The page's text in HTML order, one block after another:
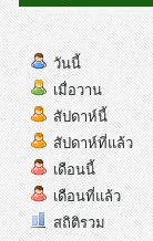
วันนี้
เมื่อวาน
สัปดาห์นี้
สัปดาห์ที่แล้ว
เดือนนี้
เดือนที่แล้ว
สถิติรวม